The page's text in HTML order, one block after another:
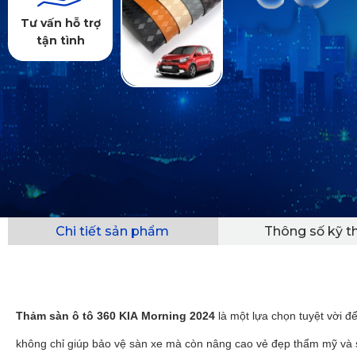
Tư vấn hỗ trợ
tận tình
Chi tiết sản phẩm Thông số kỹ
Thảm sàn ô tô 360 KIA Morning 2024 là một lựa chọn tuyệt vời
không chỉ giúp bảo vệ sàn xe mà còn nâng cao vẻ đẹp thẩm mỹ